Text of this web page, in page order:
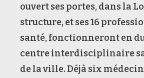
ouvert ses portes, dans la
structure, et ses 16
santé, fonctionneront en
centre interdisciplinaire
de la ville. Déjà six